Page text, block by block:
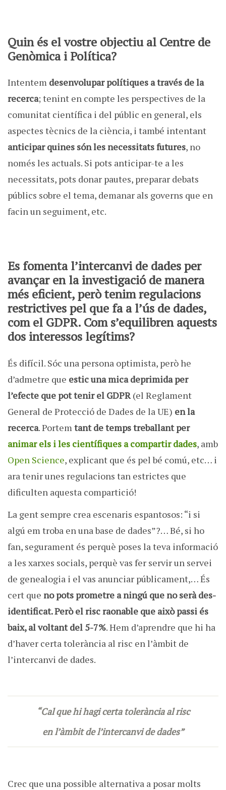
Quin és el vostre objectiu al Centre de
Genòmica i Política?
Intentem desenvolupar polítiques a través de la
recerca; tenint en compte les perspectives de la
comunitat científica i del públic en general, els
aspectes tècnics de la ciència, i també intentant
anticipar quines són les necessitats futures, no
només les actuals. Si pots anticipar-te a les
necessitats, pots donar pautes, preparar debats
públics sobre el tema, demanar als governs que en
facin un seguiment, etc.
Es fomenta l’intercanvi de dades per
avançar en la investigació de manera
més eficient, però tenim regulacions
restrictives pel que fa a l’ús de dades,
com el GDPR. Com s’equilibren aquests
dos interessos legítims?
És difícil. Sóc una persona optimista, però he
d’admetre que estic una mica deprimida per
l’efecte que pot tenir el GDPR (el Reglament
General de Protecció de Dades de la UE) en la
recerca. Portem tant de temps treballant per
animar els i les científiques a compartir dades, amb
Open Science, explicant que és pel bé comú, etc… i
ara tenir unes regulacions tan estrictes que
dificulten aquesta compartició!
La gent sempre crea escenaris espantosos: “i si
algú em troba en una base de dades”?… Bé, si ho
fan, segurament és perquè poses la teva informació
a les xarxes socials, perquè vas fer servir un servei
de genealogia i el vas anunciar públicament,… És
cert que no pots prometre a ningú que no serà des-
identificat. Però el risc raonable que això passi és
baix, al voltant del 5-7%. Hem d’aprendre que hi ha
d’haver certa tolerància al risc en l’àmbit de
l’intercanvi de dades.
“Cal que hi hagi certa tolerància al risc
en l’àmbit de l’intercanvi de dades”
Crec que una possible alternativa a posar molts